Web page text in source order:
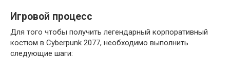
Игровой процесс
Для того чтобы получить легендарный корпоративный
костюм в Cyberpunk 2077, необходимо выполнить
следующие шаги: